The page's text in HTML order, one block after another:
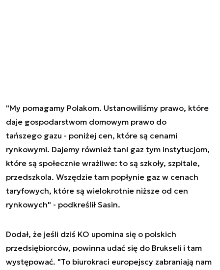
"My pomagamy Polakom. Ustanowiliśmy prawo, które
daje gospodarstwom domowym prawo do
tańszego gazu - poniżej cen, które są cenami
rynkowymi. Dajemy również tani gaz tym instytucjom,
które są społecznie wrażliwe: to są szkoły, szpitale,
przedszkola. Wszędzie tam popłynie gaz w cenach
taryfowych, które są wielokrotnie niższe od cen
rynkowych" - podkreślił Sasin.
Dodał, że jeśli dziś KO upomina się o polskich
przedsiębiorców, powinna udać się do Brukseli i tam
występować. "To biurokraci europejscy zabraniają nam